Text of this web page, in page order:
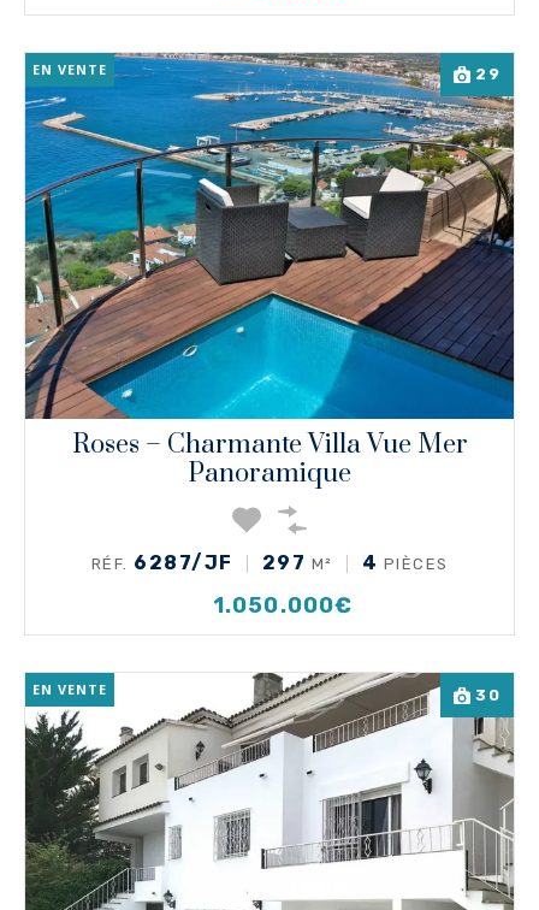
29
EN VENTE
Roses – Charmante Villa Vue Mer
Panoramique
RÉF. 6287/JF 297 M² 4 PIÈCES
1.050.000€
30
EN VENTE